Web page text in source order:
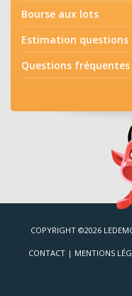
Bourse aux lots
Estimation questions
Questions fréquentes
COPYRIGHT ©2026
CONTACT | MENTIONS